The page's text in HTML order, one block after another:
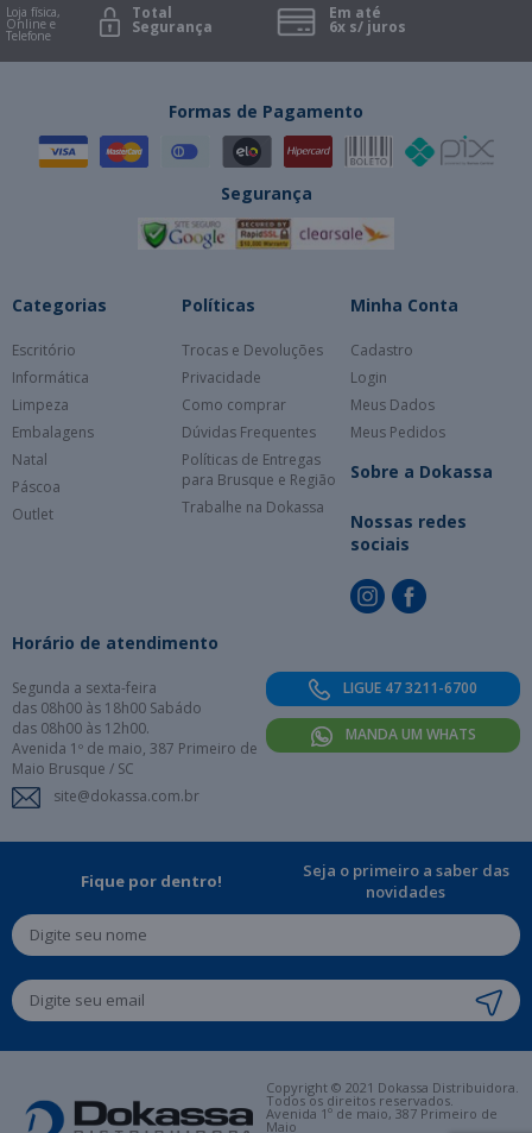
física,
e
Total
Segurança
Em até
6x s/ juros
Formas de Pagamento
Segurança
Categorias
Escritório
Informática
Limpeza
Embalagens
Natal
Páscoa
Outlet
Políticas
Trocas e Devoluções
Privacidade
Como comprar
Dúvidas Frequentes
Políticas de Entregas
para Brusque e Região
Trabalhe na Dokassa
Minha Conta
Cadastro
Login
Meus Dados
Meus Pedidos
Sobre a Dokassa
Nossas redes
sociais
Horário de atendimento
Segunda a sexta-feira
das 08h00 às 18h00 Sabádo
das 08h00 às 12h00.
Avenida 1º de maio, 387 Primeiro de
Maio Brusque / SC
site@dokassa.com.br
LIGUE 47 3211-6700
MANDA UM WHATS
Fique por dentro!
Seja o primeiro a saber das
novidades
Copyright © 2021 Dokassa Distribuidora.
Todos os direitos reservados.
Avenida 1º de maio, 387 Primeiro de
Maio